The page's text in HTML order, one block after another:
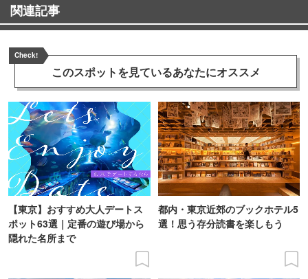
関連記事
Check!
このスポットを見ているあなたにオススメ
【東京】おすすめ大人デートス
ポット63選｜定番の遊び場から
隠れた名所まで
都内・東京近郊のブックホテル5
選！思う存分読書を楽しもう